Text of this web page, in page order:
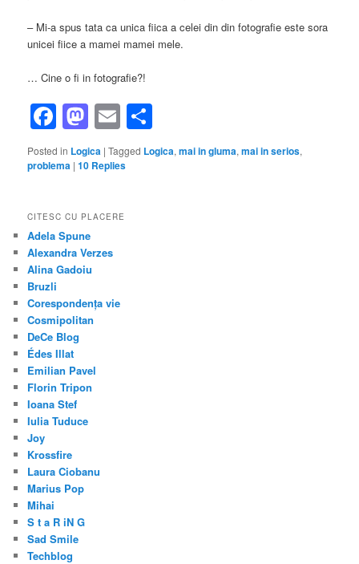
– Mi-a spus tata ca unica fiica a celei din din fotografie este sora
unicei fiice a mamei mamei mele.
… Cine o fi in fotografie?!
Facebook
Mastodon
Email
Posted in Logica |Tagged Logica,mai in gluma,mai in serios,
problema |10 Replies
CITESC CU PLACERE
Adela Spune
Alexandra Verzes
Alina Gadoiu
Bruzli
Corespondența vie
Cosmipolitan
DeCe Blog
Édes Illat
Emilian Pavel
Florin Tripon
Ioana Stef
Iulia Tuduce
Joy
Krossfire
Laura Ciobanu
Marius Pop
Mihai
S t a R iN G
Sad Smile
Techblog